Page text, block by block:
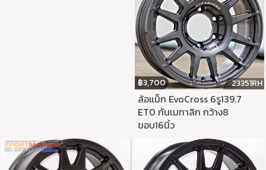
฿3,700 23351RH
ล้อแม็ก EvoCross 6รู139.7
ET0 กันเมทาลิก กว้าง8
ขอบ16นิ้ว